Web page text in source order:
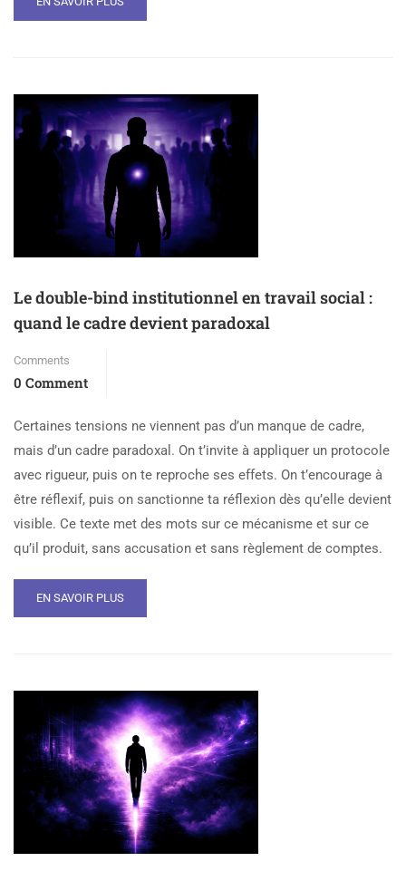
Le double-bind institutionnel en travail social :
quand le cadre devient paradoxal
Comments
0 Comment
Certaines tensions ne viennent pas d’un manque de cadre,
mais d’un cadre paradoxal. On t’invite à appliquer un protocole
avec rigueur, puis on te reproche ses effets. On t’encourage à
être réflexif, puis on sanctionne ta réflexion dès qu’elle devient
visible. Ce texte met des mots sur ce mécanisme et sur ce
qu’il produit, sans accusation et sans règlement de comptes.
EN SAVOIR PLUS